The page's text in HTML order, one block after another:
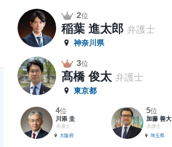
2位
稲葉 進太郎 弁護士
神奈川県
3位
髙橋 俊太 弁護士
東京都
4位
川添 圭
弁護士
大阪府
5位
加藤 善大
弁護士
埼玉県